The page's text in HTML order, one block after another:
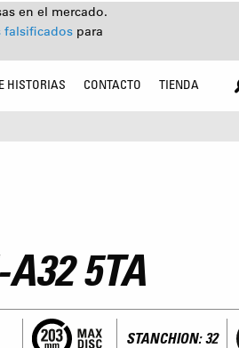
en el mercado.
falsificados para
HISTORIAS CONTACTO TIENDA
5TA
STANCHION: 32